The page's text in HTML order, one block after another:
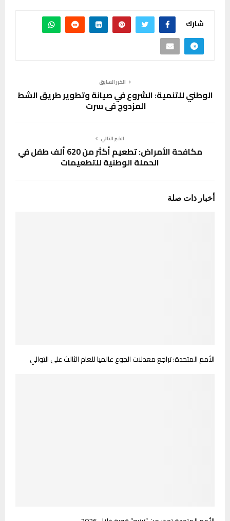
شارك
الخبر السابق
الوطني للتنمية: الشروع في صيانة وتطوير طريق الشط
المزدوج في سرت
الخبر التالي
مكافحة الأمراض: تطعيم أكثر من 620 ألف طفل في
الحملة الوطنية للتطعيمات
أخبار ذات صلة
الأمم المتحدة: تراجع معدلات الجوع عالميا للعام الثالث على التوالي